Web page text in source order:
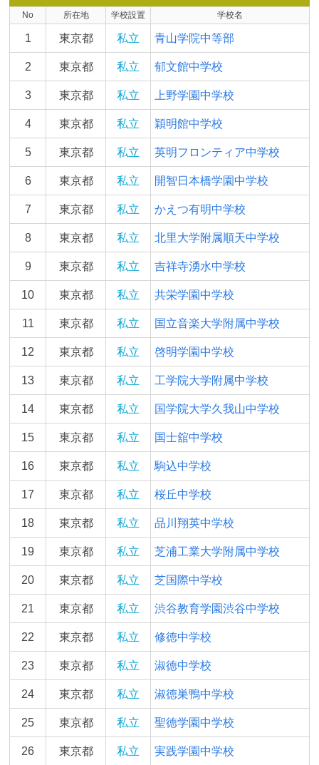
No 所在地 学校設置 学校名
1 東京都 私立 青山学院中等部
2 東京都 私立 郁文館中学校
3 東京都 私立 上野学園中学校
4 東京都 私立 穎明館中学校
5 東京都 私立 英明フロンティア中学校
6 東京都 私立 開智日本橋学園中学校
7 東京都 私立 かえつ有明中学校
8 東京都 私立 北⾥⼤学附属順天中学校
9 東京都 私立 吉祥寺湧水中学校
10 東京都 私立 共栄学園中学校
11 東京都 私立 国立音楽大学附属中学校
12 東京都 私立 啓明学園中学校
13 東京都 私立 工学院大学附属中学校
14 東京都 私立 国学院大学久我山中学校
15 東京都 私立 国士舘中学校
16 東京都 私立 駒込中学校
17 東京都 私立 桜丘中学校
18 東京都 私立 品川翔英中学校
19 東京都 私立 芝浦工業大学附属中学校
20 東京都 私立 芝国際中学校
21 東京都 私立 渋谷教育学園渋谷中学校
22 東京都 私立 修徳中学校
23 東京都 私立 淑徳中学校
24 東京都 私立 淑徳巣鴨中学校
25 東京都 私立 聖徳学園中学校
26 東京都 私立 実践学園中学校